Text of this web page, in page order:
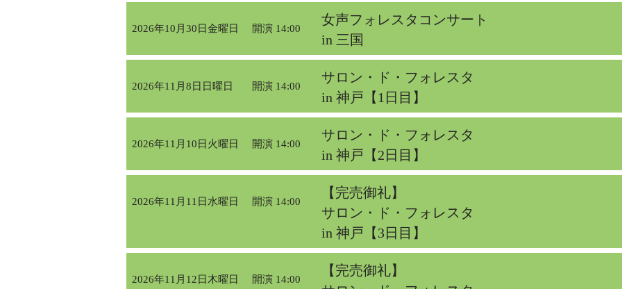
2026年10月30日金曜日 開演 14:00
女声フォレスタコンサート
in 三国
2026年11月8日日曜日 開演 14:00
サロン・ド・フォレスタ
in 神戸【1日目】
2026年11月10日火曜日 開演 14:00
サロン・ド・フォレスタ
in 神戸【2日目】
2026年11月11日水曜日 開演 14:00
【完売御礼】
サロン・ド・フォレスタ
in 神戸【3日目】
2026年11月12日木曜日 開演 14:00
【完売御礼】